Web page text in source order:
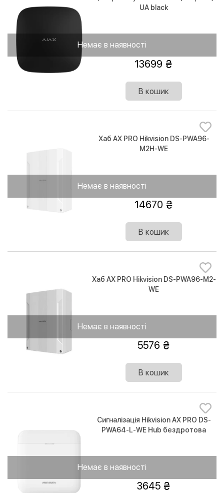
Немає в наявності
UA black
13699
В кошик
Немає в наявності
Хаб AX PRO Hikvision DS-PWA96-
M2H-WE
14670
В кошик
Немає в наявності
Хаб AX PRO Hikvision DS-PWA96-M2-
WE
5576
В кошик
Немає в наявності
Сигналізація Hikvision AX PRO DS-
PWA64-L-WE Hub бездротова
3645